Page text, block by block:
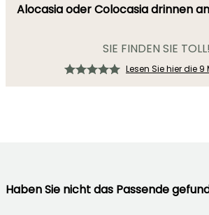
Alocasia oder Colocasia drinnen
SIE FINDEN SIE TOLL!
Lesen Sie hier die
Haben Sie nicht das Passende